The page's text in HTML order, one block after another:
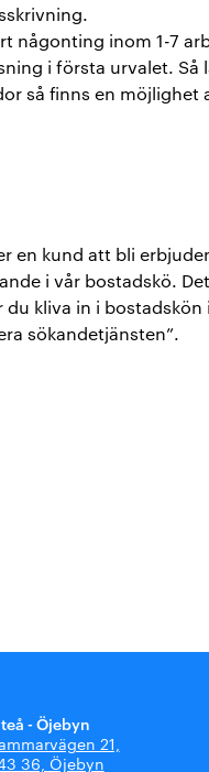
någonting inom 1-7
i första urvalet. Så
så finns en möjlighet
en kund att bli
i vår bostadskö.
kliva in i bostadskön
sökandetjänsten”.
- Öjebyn
21,
36, Öjebyn